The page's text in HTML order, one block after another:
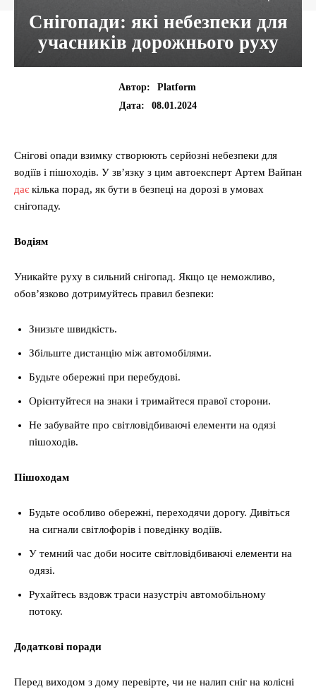
Снігопади: які небезпеки для
учасників дорожнього руху
Автор:
Platform
Дата:
08.01.2024
Снігові опади взимку створюють серйозні небезпеки для
водіїв і пішоходів. У зв’язку з цим автоексперт Артем Вайпан
дає кілька порад, як бути в безпеці на дорозі в умовах
снігопаду.
Водіям
Уникайте руху в сильний снігопад. Якщо це неможливо,
обов’язково дотримуйтесь правил безпеки:
Знизьте швидкість.
Збільште дистанцію між автомобілями.
Будьте обережні при перебудові.
Орієнтуйтеся на знаки і тримайтеся правої сторони.
Не забувайте про світловідбиваючі елементи на одязі
пішоходів.
Пішоходам
Будьте особливо обережні, переходячи дорогу. Дивіться
на сигнали світлофорів і поведінку водіїв.
У темний час доби носите світловідбиваючі елементи на
одязі.
Рухайтесь вздовж траси назустріч автомобільному
потоку.
Додаткові поради
Перед виходом з дому перевірте, чи не налип сніг на колісні